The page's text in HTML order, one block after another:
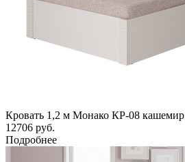
Кровать 1,2 м Монако КР-08 кашемир
12706 руб.
Подробнее